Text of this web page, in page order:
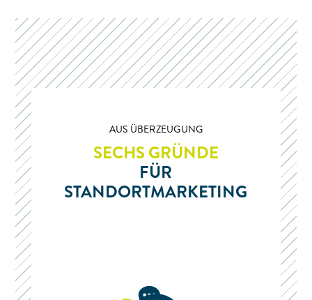
AUS ÜBERZEUGUNG
SECHS GRÜNDE
FÜR
STANDORTMARKETING